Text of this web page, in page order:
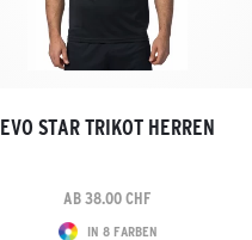
EVO STAR TRIKOT HERREN
AB 38.00 CHF
IN 8 FARBEN